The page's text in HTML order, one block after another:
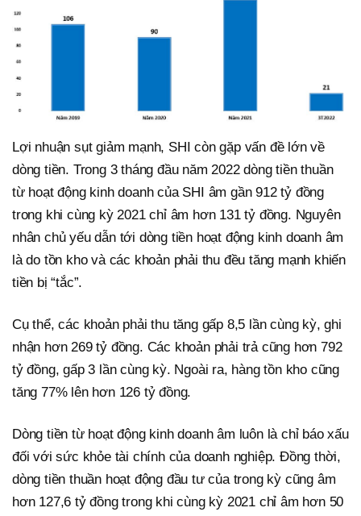
Lợi nhuận sụt giảm mạnh, SHI còn gặp vấn đề lớn về
dòng tiền. Trong 3 tháng đầu năm 2022 dòng tiền thuần
từ hoạt động kinh doanh của SHI âm gần 912 tỷ đồng
trong khi cùng kỳ 2021 chỉ âm hơn 131 tỷ đồng. Nguyên
nhân chủ yếu dẫn tới dòng tiền hoạt động kinh doanh âm
là do tồn kho và các khoản phải thu đều tăng mạnh khiến
tiền bị “tắc”.
Cụ thể, các khoản phải thu tăng gấp 8,5 lần cùng kỳ, ghi
nhận hơn 269 tỷ đồng. Các khoản phải trả cũng hơn 792
tỷ đồng, gấp 3 lần cùng kỳ. Ngoài ra, hàng tồn kho cũng
tăng 77% lên hơn 126 tỷ đồng.
Dòng tiền từ hoạt động kinh doanh âm luôn là chỉ báo xấu
đối với sức khỏe tài chính của doanh nghiệp. Đồng thời,
dòng tiền thuần hoạt động đầu tư của trong kỳ cũng âm
hơn 127,6 tỷ đồng trong khi cùng kỳ 2021 chỉ âm hơn 50